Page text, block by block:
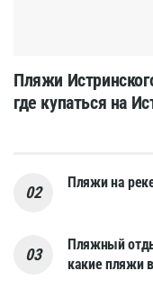
Пляжи
где купаться на
Пляжи на
Пляжный
какие пляжи